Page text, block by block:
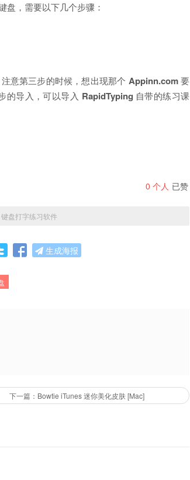
盘，需要以下几个步骤：
意第三步的时候，想出现那个 Appinn.com要
的导入，可以导入 RapidTyping 自带的练习课
0 个人 已赞
盘打字练习软件
生成海报
下一篇：Bowtie iTunes 迷你美化皮肤 [Mac]